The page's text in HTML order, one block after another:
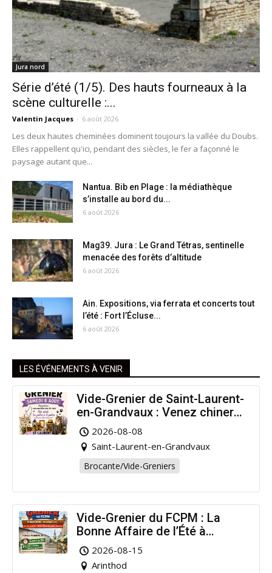
Jura nord
Série d’été (1/5). Des hauts fourneaux à la
scène culturelle :...
Valentin Jacques - 6 août 2026
Les deux hautes cheminées dominent toujours la vallée du Doubs.
Elles rappellent qu'ici, pendant des siècles, le fer a façonné le
paysage autant que...
Nantua. Bib en Plage : la médiathèque
s’installe au bord du...
6 août 2026
Mag39. Jura : Le Grand Tétras, sentinelle
menacée des forêts d’altitude
6 août 2026
Ain. Expositions, via ferrata et concerts tout
l’été : Fort l’Écluse...
6 août 2026
LES ÉVÉNEMENTS À VENIR
Vide-Grenier de Saint-Laurent-
en-Grandvaux : Venez chiner
pour la bonne cause !
2026-08-08
Saint-Laurent-en-Grandvaux
Brocante/Vide-Greniers
Vide-Grenier du FCPM : La
Bonne Affaire de l’Été à
Arinthod !
2026-08-15
Arinthod